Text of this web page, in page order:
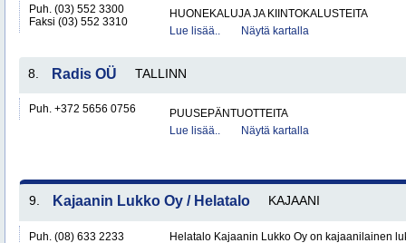
Puh. (03) 552 3300
Faksi (03) 552 3310
HUONEKALUJA JA KIINTOKALUSTEITA
Lue lisää..
Näytä kartalla
8. Radis OÜ TALLINN
Puh. +372 5656 0756
PUUSEPÄNTUOTTEITA
Lue lisää..
Näytä kartalla
9. Kajaanin Lukko Oy / Helatalo KAJAANI
Puh. (08) 633 2233
Helatalo Kajaanin Lukko Oy on kajaanilainen